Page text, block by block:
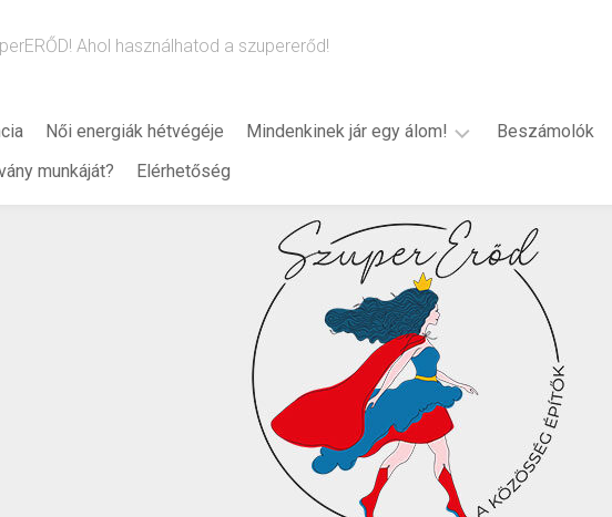
Ahol használhatod a szupererőd!
Női energiák hétvégéje Mindenkinek jár egy álom!
B.
Bredák
Alexandra
(2024)
2025
Beszámolók
munkáját?
Elérhetőség